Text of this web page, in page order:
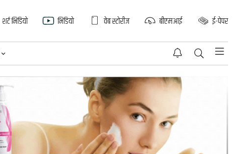
शर्ट भिडियो भिडियो वेब स्टोरीज बीएमआई ई-पेपर